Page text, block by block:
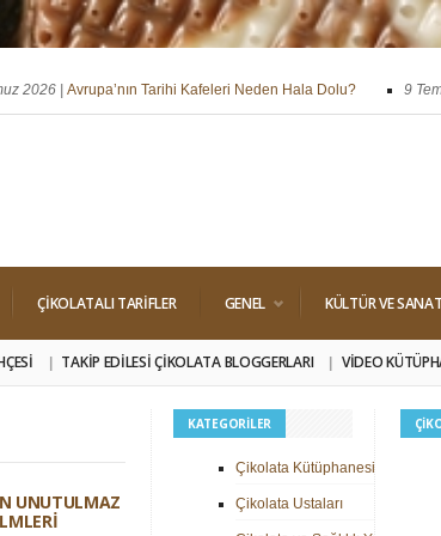
2026 |Avrupa’nın Tarihi Kafeleri Neden Hala Dolu? 9
2026 |Dört Klasik Dolgu: Pralin, Ganaj, Krokant ve Trüf
ÇIKOLATALI TARIFLER GENEL KÜLTÜR VE SANAT
TAKIP EDILESI ÇIKOLATA BLOGGERLARI VIDEO
UNUTULMAZ
KATEGORILER
Çikolata Kütüphanesi
Çikolata Ustaları